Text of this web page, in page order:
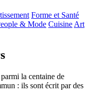
Forme et Santé
& Mode Cuisine Art
la centaine de
: ils sont écrit par des